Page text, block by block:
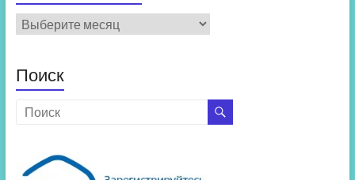
Архив
новостей
Поиск